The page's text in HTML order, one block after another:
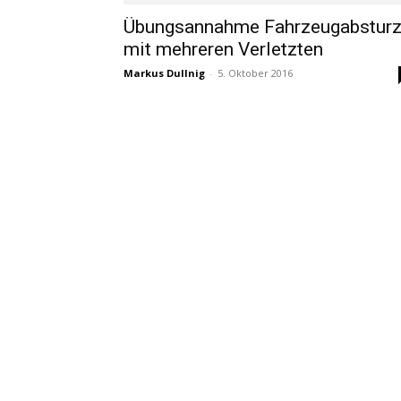
Übungsannahme Fahrzeugabsturz
mit mehreren Verletzten
Markus Dullnig - 5. Oktober 2016